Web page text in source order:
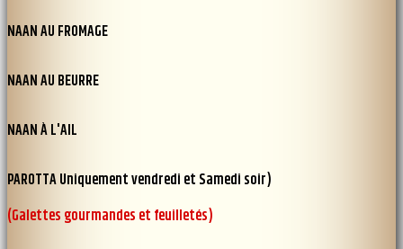
NAAN AU FROMAGE
NAAN AU BEURRE
NAAN À L'AIL
PAROTTA Uniquement vendredi et Samedi soir)
(Galettes gourmandes et feuilletés)